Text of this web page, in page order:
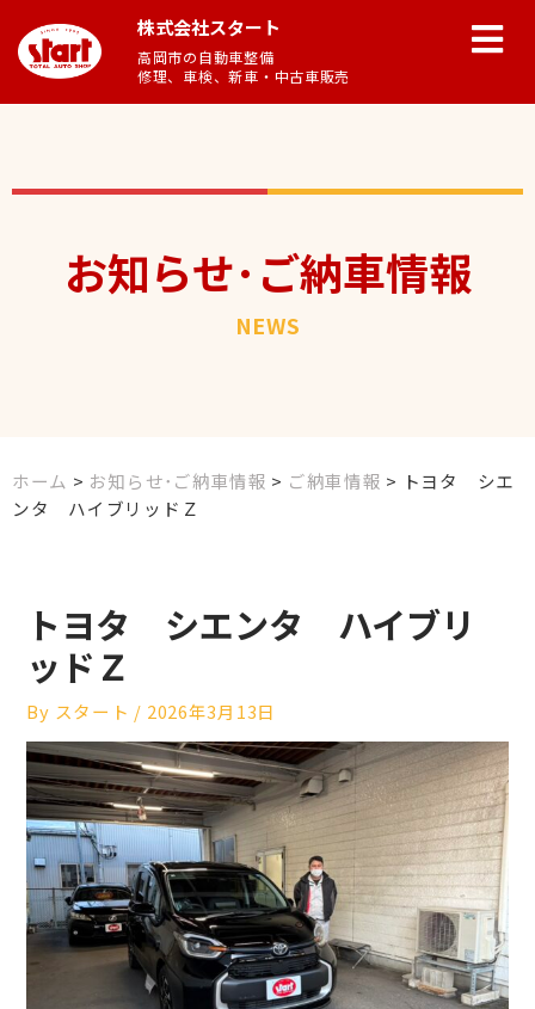
株式会社スタート
高岡市の自動車整備
修理、車検、新車・中古車販売
お知らせ･ご納車情報
NEWS
ホーム > お知らせ･ご納車情報 > ご納車情報 > トヨタ シエ
ンタ ハイブリッドＺ
トヨタ シエンタ ハイブリ
ッドＺ
By スタート / 2026年3月13日